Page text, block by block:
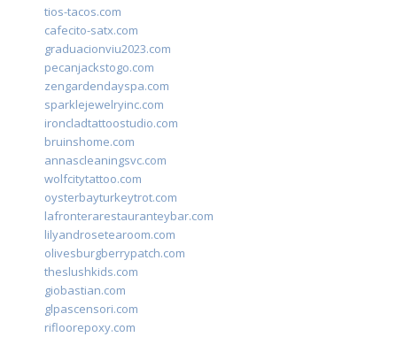
tios-tacos.com
cafecito-satx.com
graduacionviu2023.com
pecanjackstogo.com
zengardendayspa.com
sparklejewelryinc.com
ironcladtattoostudio.com
bruinshome.com
annascleaningsvc.com
wolfcitytattoo.com
oysterbayturkeytrot.com
lafronterarestauranteybar.com
lilyandrosetearoom.com
olivesburgberrypatch.com
theslushkids.com
giobastian.com
glpascensori.com
rifloorepoxy.com